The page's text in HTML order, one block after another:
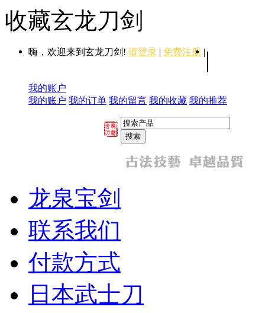
收藏玄龙刀剑
嗨，欢迎来到玄龙刀剑! 请登录 | 免费注册 | |
我的账户
我的账户 我的订单 我的留言 我的收藏 我的推荐
龙泉宝剑
联系我们
付款方式
日本武士刀